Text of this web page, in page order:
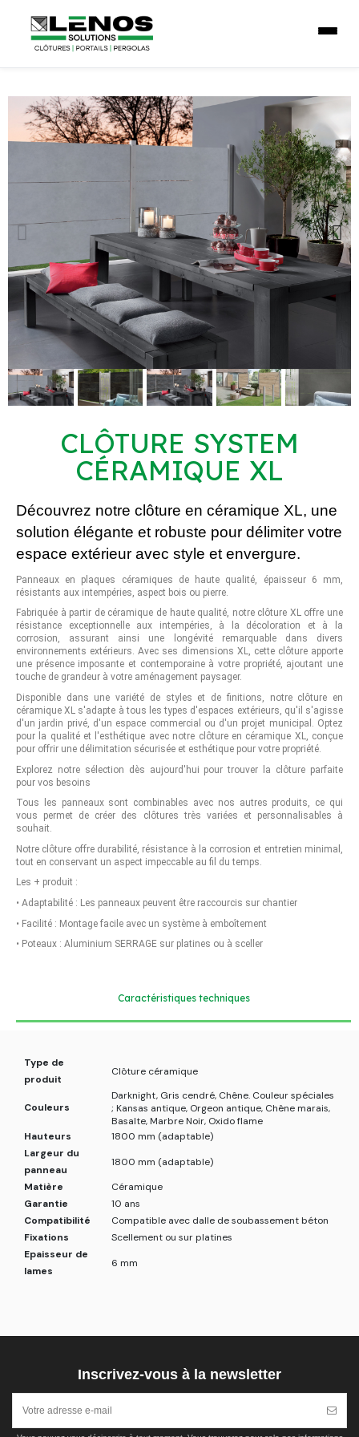
CLÔTURE SYSTEM
CÉRAMIQUE XL
Découvrez notre clôture en céramique XL, une
solution élégante et robuste pour délimiter votre
espace extérieur avec style et envergure.
Panneaux en plaques céramiques de haute qualité, épaisseur 6 mm,
résistants aux intempéries, aspect bois ou pierre.
Fabriquée à partir de céramique de haute qualité, notre clôture XL offre une
résistance exceptionnelle aux intempéries, à la décoloration et à la
corrosion, assurant ainsi une longévité remarquable dans divers
environnements extérieurs. Avec ses dimensions XL, cette clôture apporte
une présence imposante et contemporaine à votre propriété, ajoutant une
touche de grandeur à votre aménagement paysager.
Disponible dans une variété de styles et de finitions, notre clôture en
céramique XL s'adapte à tous les types d'espaces extérieurs, qu'il s'agisse
d'un jardin privé, d'un espace commercial ou d'un projet municipal. Optez
pour la qualité et l'esthétique avec notre clôture en céramique XL, conçue
pour offrir une délimitation sécurisée et esthétique pour votre propriété.
Explorez notre sélection dès aujourd'hui pour trouver la clôture parfaite
pour vos besoins
Tous les panneaux sont combinables avec nos autres produits, ce qui
vous permet de créer des clôtures très variées et personnalisables à
souhait.
Notre clôture offre durabilité, résistance à la corrosion et entretien minimal,
tout en conservant un aspect impeccable au fil du temps.
Les + produit :
• Adaptabilité : Les panneaux peuvent être raccourcis sur chantier
• Facilité : Montage facile avec un système à emboîtement
• Poteaux : Aluminium SERRAGE sur platines ou à sceller
Caractéristiques techniques
Type de
produit
Clôture céramique
Couleurs
Darknight, Gris cendré, Chêne. Couleur spéciales
; Kansas antique, Orgeon antique, Chêne marais,
Basalte, Marbre Noir, Oxido flame
Hauteurs
1800 mm (adaptable)
Largeur du
panneau
1800 mm (adaptable)
Matière
Céramique
Garantie
10 ans
Compatibilité
Compatible avec dalle de soubassement béton
Fixations
Scellement ou sur platines
Epaisseur de
lames
6 mm
Inscrivez-vous à la newsletter